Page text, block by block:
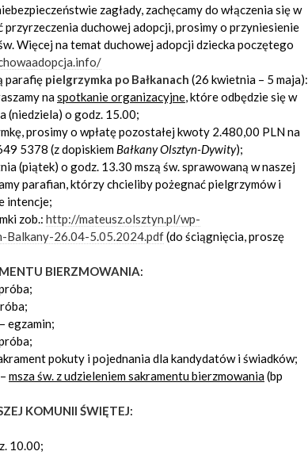
zagłady, zachęcamy do włączenia się w
przyrzeczenia duchowej adopcji, prosimy o przyniesienie
Więcej na temat duchowej adopcji dziecka poczętego
parafię pielgrzymka po Bałkanach (26 kwietnia – 5 maja):
naspotkanie organizacyjne, które odbędzie się w
(niedziela) o godz. 15.00;
prosimy o wpłatę pozostałej kwoty 2.480,00 PLN na
5378 (z dopiskiem Bałkany Olsztyn-Dywity);
(piątek) o godz. 13.30 mszą św. sprawowaną w naszej
parafian, którzy chcieliby pożegnać pielgrzymów i
intencje;
zob.: http://mateusz.olsztyn.pl/wp-
26.04-5.05.2024.pdf(do ściągnięcia, proszę
BIERZMOWANIA:
egzamin;
pokuty i pojednania dla kandydatów i świadków;
msza św. z udzieleniem sakramentu bierzmowania(bp
KOMUNII ŚWIĘTEJ:
10.00;